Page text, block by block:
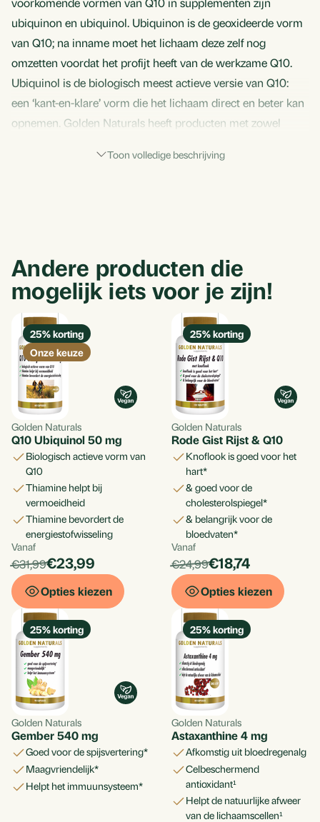
Toevoegen aan
Aan standaard lijst
Aan nieuwe lijst
Toon volledige beschrijving
ubiquinon en ubiquinol. Ubiquinon is de geoxideerde vorm
van Q10; na inname moet het lichaam deze zelf nog
omzetten voordat het profijt heeft van de werkzame Q10.
Ubiquinol is de biologisch meest actieve versie van Q10:
een ‘kant-en-klare’ vorm die het lichaam direct en beter kan
opnemen. Golden Naturals heeft producten met zowel
Andere producten die
mogelijk iets voor je zijn!
25% korting
Onze keuze
Golden Naturals
Q10 Ubiquinol 50 mg
biologisch actieve vorm van
Q10
thiamine helpt bij
vermoeidheid
thiamine bevordert de
energiestofwisseling
Per
stuk
Vanaf
products.price_default:
€31,99products.price_discounted:
€23,99
Opties kiezen
25% korting
Golden Naturals
Rode Gist Rijst & Q10
knoflook is goed voor het
hart*
& goed voor de
cholesterolspiegel*
& belangrijk voor de
bloedvaten*
Per
stuk
Vanaf
products.price_default:
€24,99€18,74
Opties kiezen
25% korting
Golden Naturals
Gember 540 mg
goed voor de spijsvertering*
maagvriendelijk*
helpt het immuunsysteem*
25% korting
Golden Naturals
Astaxanthine 4 mg
afkomstig uit bloedregenalg
celbeschermend
antioxidant¹
helpt de natuurlijke afweer
van de lichaamscellen¹